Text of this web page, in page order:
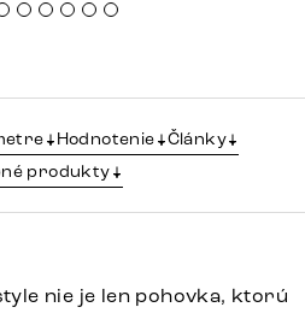
Hodnotenie
Články
produkty
nie je len pohovka, ktorú